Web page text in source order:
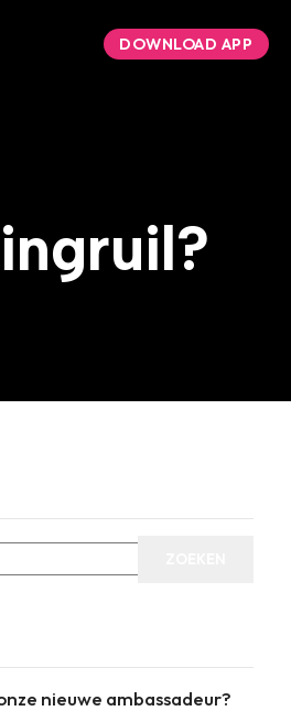
DOWNLOAD APP
nieuwe ambassadeur?